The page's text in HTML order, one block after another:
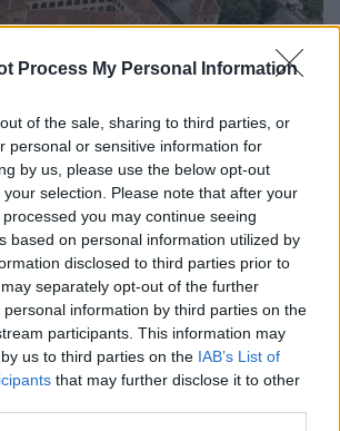
Process My Personal Information
of the sale, sharing to third parties, or
personal or sensitive information for
by us, please use the below opt-out
selection. Please note that after your
you may continue seeing
based on personal information utilized by
disclosed to third parties prior to
separately opt-out of the further
information by third parties on the
participants. This information may
us to third parties on the IAB’s List of
that may further disclose it to other
szerint utcaszínházi
hangulatot a szezonhoz a
autentikus díszletei között. Jön a
az elmúlt években klasszikussá
főiskola címűTasnádi István
ProdukcióRómai vakációja